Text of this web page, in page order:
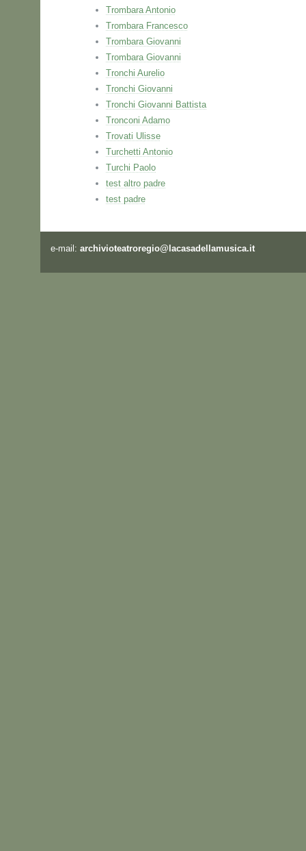
Trombara Antonio
Trombara Francesco
Trombara Giovanni
Trombara Giovanni
Tronchi Aurelio
Tronchi Giovanni
Tronchi Giovanni Battista
Tronconi Adamo
Trovati Ulisse
Turchetti Antonio
Turchi Paolo
test altro padre
test padre
e-mail: archivioteatroregio@lacasadellamusica.it